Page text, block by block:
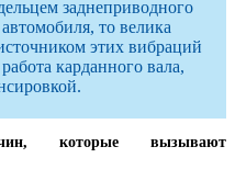
заднеприводного
то велика
этих вибраций
карданного вала,
которые вызывают